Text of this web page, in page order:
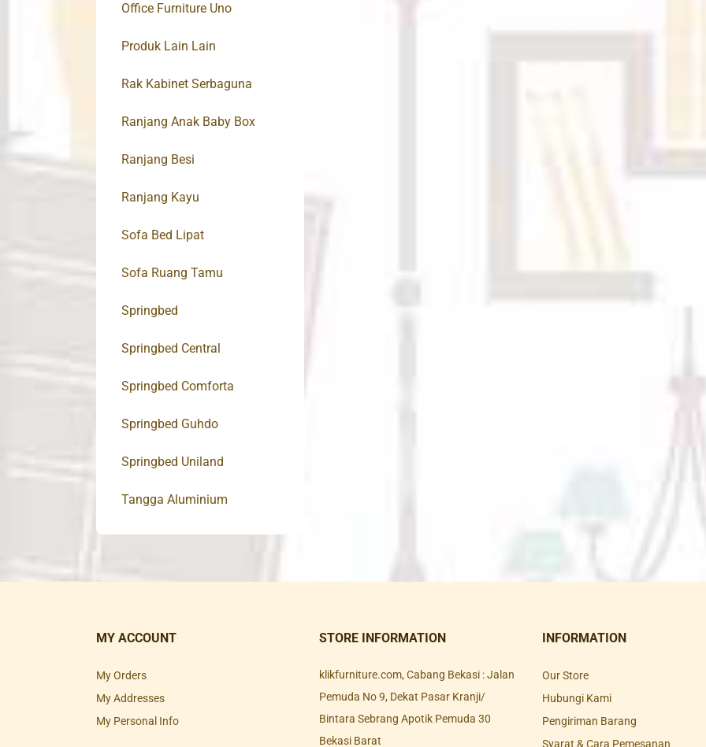
Office Furniture Uno
Produk Lain Lain
Rak Kabinet Serbaguna
Ranjang Anak Baby Box
Ranjang Besi
Ranjang Kayu
Sofa Bed Lipat
Sofa Ruang Tamu
Springbed
Springbed Central
Springbed Comforta
Springbed Guhdo
Springbed Uniland
Tangga Aluminium
MY ACCOUNT
My Orders
My Addresses
My Personal Info
STORE INFORMATION
klikfurniture.com, Cabang Bekasi : Jalan
Pemuda No 9, Dekat Pasar Kranji/
Bintara Sebrang Apotik Pemuda 30
Bekasi Barat
INFORMATION
Our Store
Hubungi Kami
Pengiriman Barang
Syarat & Cara Pemesanan